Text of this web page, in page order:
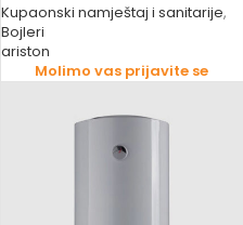
Kupaonski namještaj i sanitarije,
Bojleri
ariston
Molimo vas prijavite se